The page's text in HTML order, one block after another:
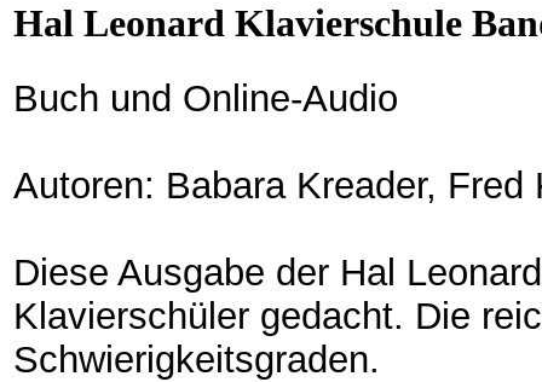
Hal Leonard Klavierschule
Buch und Online-Audio
Autoren: Babara Kreader,
Diese Ausgabe der Hal
Klavierschüler gedacht. Die
Schwierigkeitsgraden.